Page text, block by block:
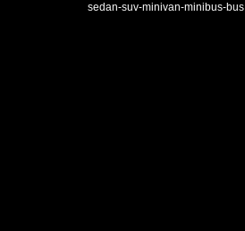
sedan-suv-minivan-minibus-bus